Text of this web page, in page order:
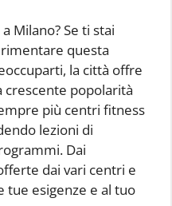
Milano? Se ti stai
questa
la città offre
crescente popolarità
più centri fitness
lezioni di
Dai
dai vari centri e
tue esigenze e al tuo